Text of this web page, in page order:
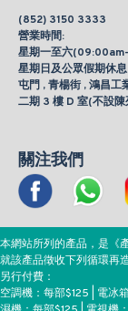
(852) 3150 3333
營業時間:
星期一至六
星期日及公眾假期休息
屯門 , 青楊街 , 鴻昌工
二期 3 樓 D 室(不設陳
關注我們
本網站所列的產品，是《
就該產品徵收下列循環再
另行付費：
空調機：每部$125 | 電冰